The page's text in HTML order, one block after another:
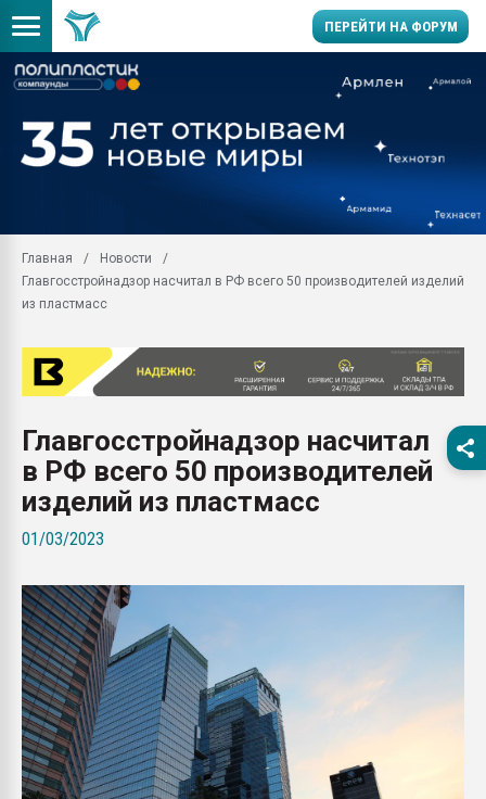
ПЕРЕЙТИ НА ФОРУМ
производство SPC
заводу пластмасс"
28.07.2026
первый план в
28.07.2026
ситуацией на
ПЕРЕЙТИ НА
Главная
Новости
Главгосстройнадзор насчитал в РФ всего 50 производителей изделий
из пластмасс
Главгосстройнадзор насчитал
в РФ всего 50 производителей
изделий из пластмасс
01/03/2023